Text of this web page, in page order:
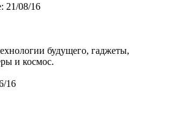
21/08/16
будущего, гаджеты,
и космос.
16